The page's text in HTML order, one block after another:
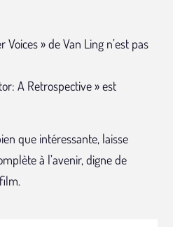
» de Van Ling n’est pas
A Retrospective » est
que intéressante, laisse
à l’avenir, digne de